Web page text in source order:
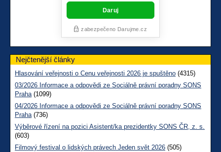
Nejčtenější články
Hlasování veřejnosti o Cenu veřejnosti 2026 je spuštěno (4315)
03/2026 Informace a odpovědi ze Sociálně právní poradny SONS
Praha(1099)
04/2026 Informace a odpovědi ze Sociálně právní poradny SONS
Praha(736)
Výběrové řízení na pozici Asistent/ka prezidentky SONS ČR, z. s.
(603)
Filmový festival o lidských právech Jeden svět 2026 (505)